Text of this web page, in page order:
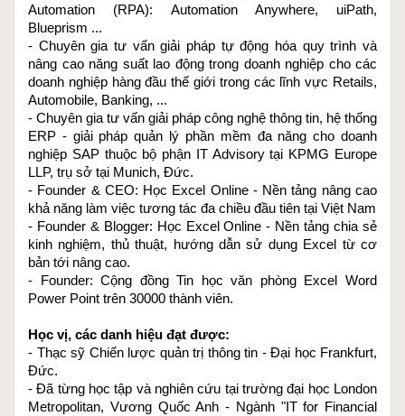
Automation (RPA): Automation Anywhere, uiPath,
Blueprism ...
- Chuyên gia tư vấn giải pháp tự động hóa quy trình và
nâng cao năng suất lao động trong doanh nghiệp cho các
doanh nghiệp hàng đầu thế giới trong các lĩnh vực Retails,
Automobile, Banking, ...
- Chuyên gia tư vấn giải pháp công nghệ thông tin, hệ thống
ERP - giải pháp quản lý phần mềm đa năng cho doanh
nghiệp SAP thuộc bộ phận IT Advisory tại KPMG Europe
LLP, trụ sở tại Munich, Đức.
- Founder & CEO: Học Excel Online - Nền tảng nâng cao
khả năng làm việc tương tác đa chiều đầu tiên tại Việt Nam
- Founder & Blogger: Học Excel Online - Nền tảng chia sẻ
kinh nghiệm, thủ thuật, hướng dẫn sử dụng Excel từ cơ
bản tới nâng cao.
- Founder: Cộng đồng Tin học văn phòng Excel Word
Power Point trên 30000 thành viên.
Học vị, các danh hiệu đạt được:
- Thạc sỹ Chiến lược quản trị thông tin - Đại học Frankfurt,
Đức.
- Đã từng học tập và nghiên cứu tại trường đại học London
Metropolitan, Vương Quốc Anh - Ngành "IT for Financial